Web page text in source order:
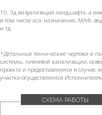
10. 3д визуализация ландшафта, а
в том числе хоз. назначения, МАФ,
и тд.
*Детальные технические чертежи и
системы, ливневой канализации,
проекта и предоставляются в случае,
участка осуществляются
СХЕМА РАБОТЫ